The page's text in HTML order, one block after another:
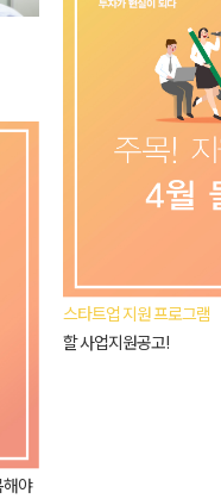
스타트업 지원 프로그램
할 사업지원공고!
해야